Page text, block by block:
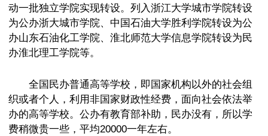
动一批独立学院实现转设。列入浙江大学城市学院转设
为公办浙大城市学院、中国石油大学胜利学院转设为公
办山东石油化工学院、淮北师范大学信息学院转设为民
办淮北理工学院等。
全国民办普通高等学校，即国家机构以外的社会组
织或者个人，利用非国家财政性经费，面向社会依法举
办的高等学校。公办有教育部补助，民办没有，所以学
费稍微贵一些，平均20000一年左右。